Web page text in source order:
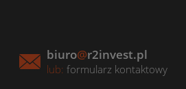
biuro@r2invest.pl
lub: formularz kontaktowy